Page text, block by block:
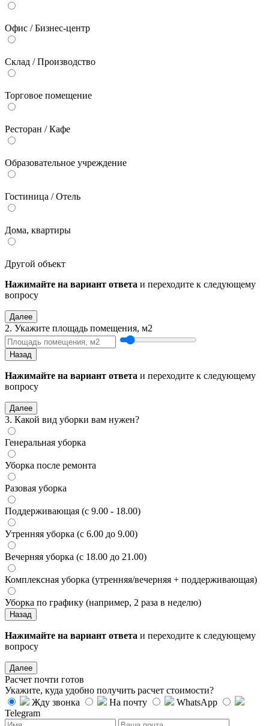
Офис / Бизнес-центр
Склад / Производство
Торговое помещение
Ресторан / Кафе
Образовательное учреждение
Гостиница / Отель
Дома, квартиры
Другой объект
Нажимайте на вариант ответа и переходите к следующему
вопросу
Далее
2. Укажите площадь помещения, м2
Назад
Нажимайте на вариант ответа и переходите к следующему
вопросу
Далее
3. Какой вид уборки вам нужен?
Генеральная уборка
Уборка после ремонта
Разовая уборка
Поддерживающая (с 9.00 - 18.00)
Утренняя уборка (с 6.00 до 9.00)
Вечерняя уборка (с 18.00 до 21.00)
Комплексная уборка (утренняя/вечерняя + поддерживающая)
Уборка по графику (например, 2 раза в неделю)
Назад
Нажимайте на вариант ответа и переходите к следующему
вопросу
Далее
Расчет почти готов
Укажите, куда удобно получить расчет стоимости?
Жду звонка
На почту
WhatsApp
Telegram